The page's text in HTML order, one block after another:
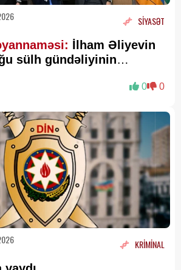
SİYASƏT
İlham Əliyevin
sülh gündəliyinin
0 0
KRİMİNAL